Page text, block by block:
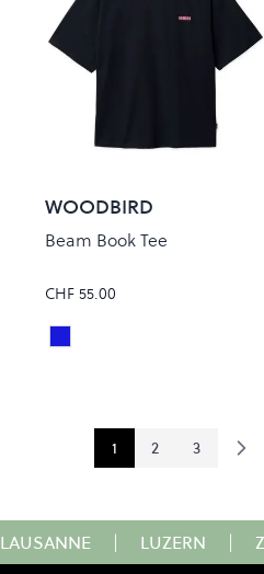
WOODBIRD
Beam Book Tee
CHF 55.00
Colour
Dark Navy
Sie lesen gerade Seite
1 Seite
2 Seite
3
LAUSANNE | LUZERN |